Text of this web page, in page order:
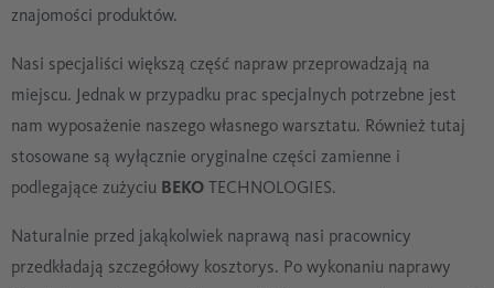
znajomości produktów.
Nasi specjaliści większą część napraw przeprowadzają na
miejscu. Jednak w przypadku prac specjalnych potrzebne jest
nam wyposażenie naszego własnego warsztatu. Również tutaj
stosowane są wyłącznie oryginalne części zamienne i
podlegające zużyciu BEKO TECHNOLOGIES.
Naturalnie przed jakąkolwiek naprawą nasi pracownicy
przedkładają szczegółowy kosztorys. Po wykonaniu naprawy